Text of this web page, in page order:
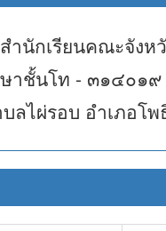
สำนักเรียนคณะจัง
าชั้นโท - ๓๑๔๐๑๙
ลไผ่รอบ อำเภอโ